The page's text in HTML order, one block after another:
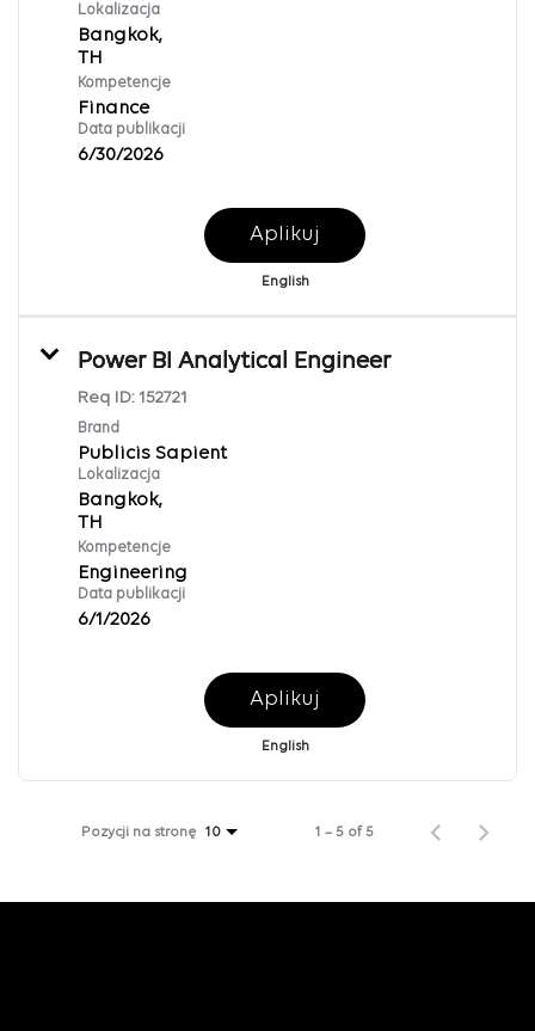
Lokalizacja
Bangkok,
Kompetencje
Finance
Data publikacji
6/30/2026
Aplikuj
English
Power BI Analytical Engineer
Req ID: 152721
Brand
Publicis Sapient
Lokalizacja
Bangkok,
Kompetencje
Engineering
Data publikacji
6/1/2026
Aplikuj
English
Pozycji na stronę 10 1 – 5 of 5